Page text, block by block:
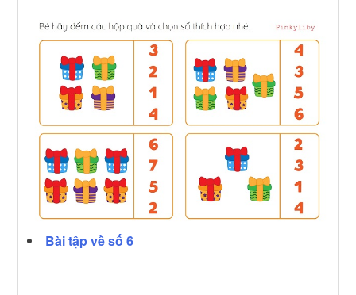
Bài tập về số 6